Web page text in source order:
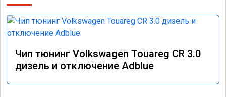
Чип тюнинг Volkswagen Touareg CR 3.0
дизель и отключение Adblue